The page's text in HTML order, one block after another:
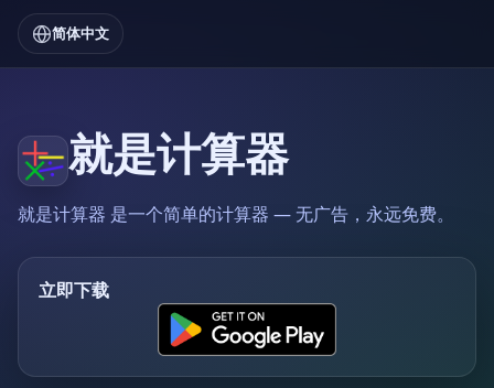
简体中文
就是计算器
就是计算器 是一个简单的计算器 — 无广告，永远免费。
立即下载